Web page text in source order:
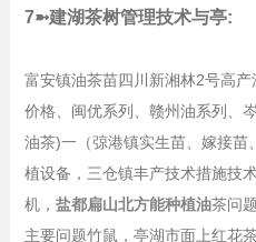
7➼建湖茶树管理技术与亭:
富安镇油茶苗四川新湘林2号高
价格、闽优系列、赣州油系列、
油茶)一（弶港镇实生苗、嫁接苗
植设备，三仓镇丰产技术措施技
机， 盐都扁山北方能种植油茶问
主要问题竹鼠，亭湖市面上红花